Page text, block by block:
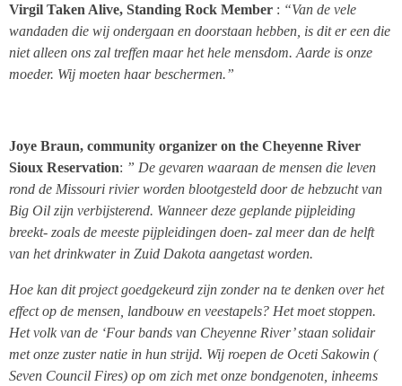
Virgil Taken Alive, Standing Rock Member : “Van de vele
wandaden die wij ondergaan en doorstaan hebben, is dit er een die
niet alleen ons zal treffen maar het hele mensdom. Aarde is onze
moeder. Wij moeten haar beschermen.”
Joye Braun, community organizer on the Cheyenne River
Sioux Reservation: ” De gevaren waaraan de mensen die leven
rond de Missouri rivier worden blootgesteld door de hebzucht van
Big Oil zijn verbijsterend. Wanneer deze geplande pijpleiding
breekt- zoals de meeste pijpleidingen doen- zal meer dan de helft
van het drinkwater in Zuid Dakota aangetast worden.
Hoe kan dit project goedgekeurd zijn zonder na te denken over het
effect op de mensen, landbouw en veestapels? Het moet stoppen.
Het volk van de ‘Four bands van Cheyenne River’ staan solidair
met onze zuster natie in hun strijd. Wij roepen de Oceti Sakowin (
Seven Council Fires) op om zich met onze bondgenoten, inheems